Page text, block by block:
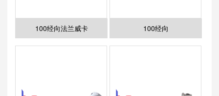
100经向法兰威卡 100经向